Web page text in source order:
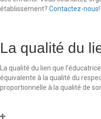
établissement? Contactez-nous!
La qualité du
La qualité du lien que
équivalente à la qualité du
proportionnelle à la qualité de